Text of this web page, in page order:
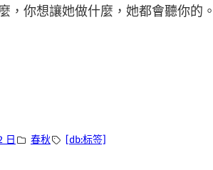
，你想讓她做什麼，她都會聽你的
日 春秋 [db:标签]